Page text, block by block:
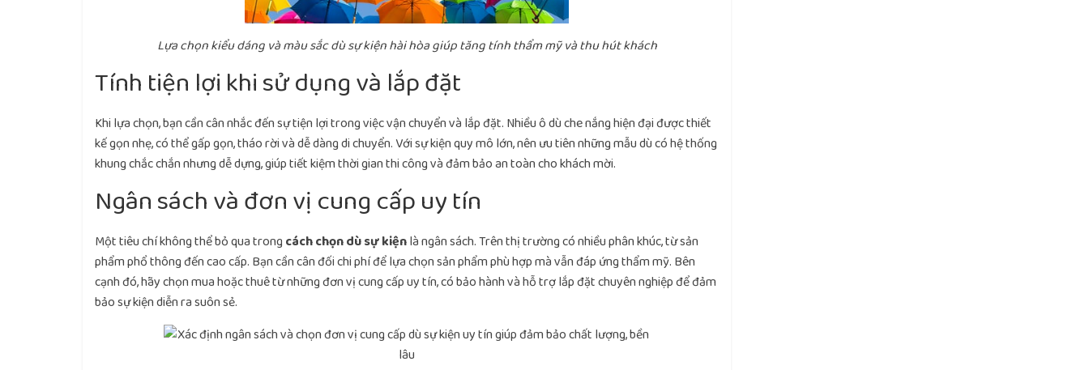
Lựa chọn kiểu dáng và màu sắc dù sự kiện hài hòa giúp tăng tính thẩm mỹ và thu hút khách
Tính tiện lợi khi sử dụng và lắp đặt
Khi lựa chọn, bạn cần cân nhắc đến sự tiện lợi trong việc vận chuyển và lắp đặt. Nhiều ô dù che nắng hiện đại được thiết
kế gọn nhẹ, có thể gấp gọn, tháo rời và dễ dàng di chuyển. Với sự kiện quy mô lớn, nên ưu tiên những mẫu dù có hệ thống
khung chắc chắn nhưng dễ dựng, giúp tiết kiệm thời gian thi công và đảm bảo an toàn cho khách mời.
Ngân sách và đơn vị cung cấp uy tín
Một tiêu chí không thể bỏ qua trongcách chọn dù sự kiệnlà ngân sách. Trên thị trường có nhiều phân khúc, từ sản
phẩm phổ thông đến cao cấp. Bạn cần cân đối chi phí để lựa chọn sản phẩm phù hợp mà vẫn đáp ứng thẩm mỹ. Bên
cạnh đó, hãy chọn mua hoặc thuê từ những đơn vị cung cấp uy tín, có bảo hành và hỗ trợ lắp đặt chuyên nghiệp để đảm
bảo sự kiện diễn ra suôn sẻ.